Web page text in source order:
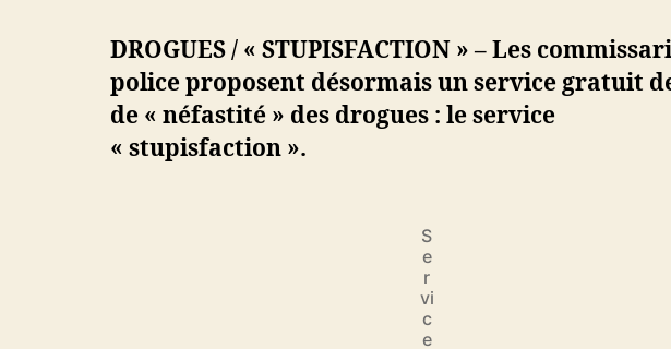
DROGUES / « STUPISFACTION » – Les
police proposent désormais un service gratuit
de « néfastité » des drogues : le service
« stupisfaction ».
S
e
r
vi
c
e